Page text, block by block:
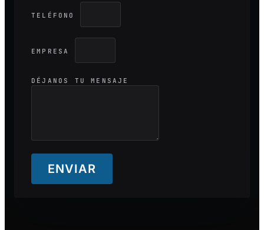
TELÉFONO
EMPRESA
DÉJANOS TU MENSAJE
ENVIAR